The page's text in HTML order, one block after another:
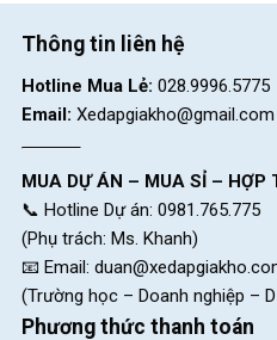
Thông tin liên hệ
Hotline Mua Lẻ: 028.9996.5775
Email: Xedapgiakho@gmail.com
MUA DỰ ÁN – MUA SỈ – HỢP
📞 Hotline Dự án: 0981.765.775
(Phụ trách: Ms. Khanh)
📧 Email:
(Trường học – Doanh nghiệp –
Phương thức thanh toán